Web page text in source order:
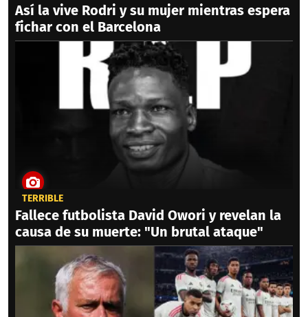
Así la vive Rodri y su mujer mientras espera
fichar con el Barcelona
TERRIBLE
Fallece futbolista David Owori y revelan la
causa de su muerte: "Un brutal ataque"